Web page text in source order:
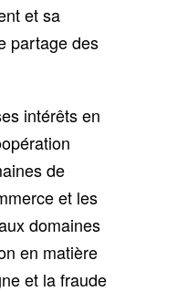
et sa
partage des
intérêts en
de
et les
domaines
en matière
et la fraude